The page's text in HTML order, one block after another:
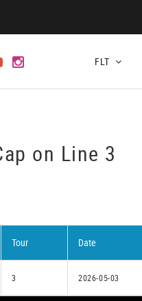
FLT
on Line 3
Tour Date
3 2026-05-03